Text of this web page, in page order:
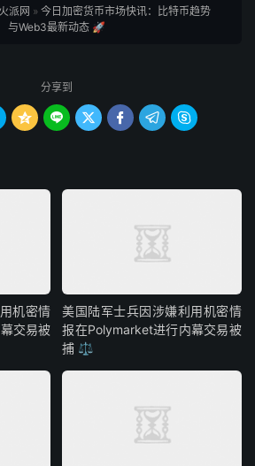
火派网 » 今日加密货币市场快讯：比特币趋势
与Web3最新动态 🚀
分享到
     
机密情
交易被
美国陆军士兵因涉嫌利用机密情
报在Polymarket进行内幕交易被
捕 ⚖️